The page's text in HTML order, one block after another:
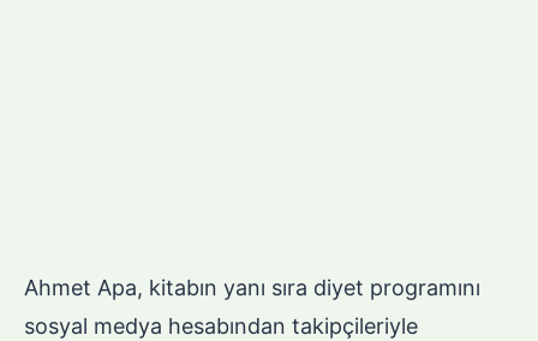
Ahmet Apa, kitabın yanı sıra diyet programını
sosyal medya hesabından takipçileriyle